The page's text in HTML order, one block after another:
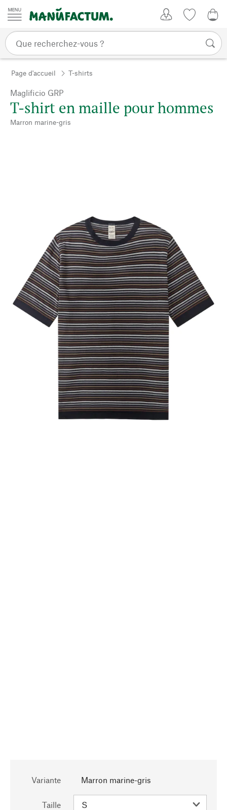
Passer au contenu
Page d'accueil T-shirts
Maglificio GRP
T-shirt en maille pour hommes
Marron marine-gris
Variante Marron marine-gris
Taille